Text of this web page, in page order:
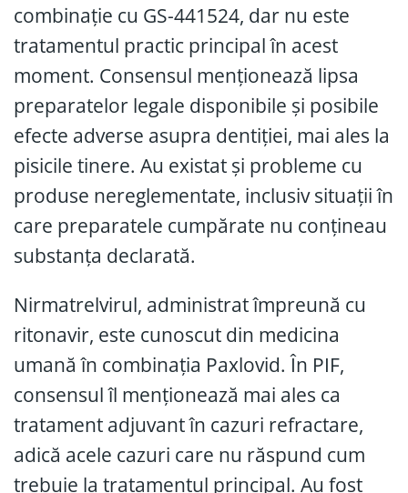
combinație cu GS-441524, dar nu este
tratamentul practic principal în acest
moment. Consensul menționează lipsa
preparatelor legale disponibile și posibile
efecte adverse asupra dentiției, mai ales la
pisicile tinere. Au existat și probleme cu
produse nereglementate, inclusiv situații în
care preparatele cumpărate nu conțineau
substanța declarată.
Nirmatrelvirul, administrat împreună cu
ritonavir, este cunoscut din medicina
umană în combinația Paxlovid. În PIF,
consensul îl menționează mai ales ca
tratament adjuvant în cazuri refractare,
adică acele cazuri care nu răspund cum
trebuie la tratamentul principal. Au fost